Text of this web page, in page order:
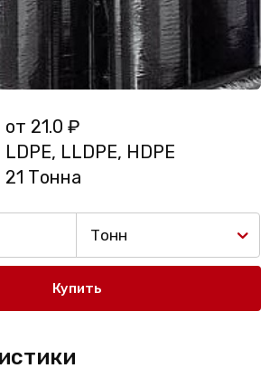
от 21.0 ₽
LDPE, LLDPE, HDPE
21 Тонна
Тонн
Купить